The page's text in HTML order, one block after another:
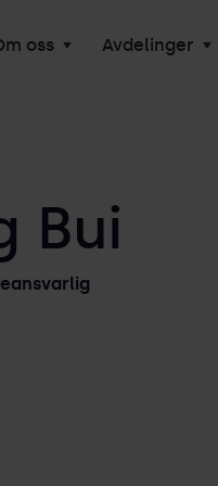
oss Avdelinger
Bui